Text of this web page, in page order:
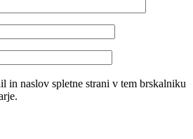
in naslov spletne strani v tem brskalniku